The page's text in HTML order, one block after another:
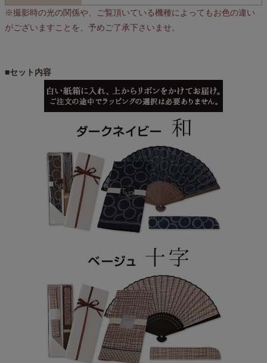
※撮影時の光の関係や、ご覧頂いている機種によってもお色の違い
がございますことを、予めご了承下さいませ。
■セット内容